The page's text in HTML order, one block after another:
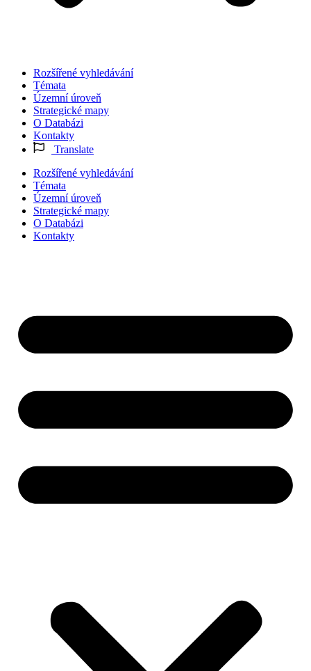
Rozšířené vyhledávání
Témata
Územní úroveň
Strategické mapy
O Databázi
Kontakty
Translate
Rozšířené vyhledávání
Témata
Územní úroveň
Strategické mapy
O Databázi
Kontakty